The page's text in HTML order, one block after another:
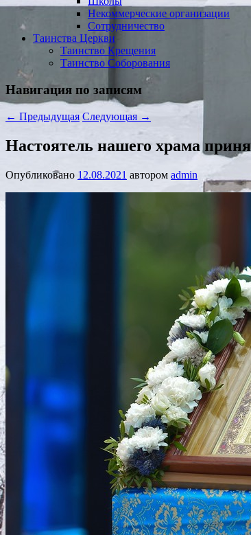
Некоммерческие организации
Сотрудничество
Таинства Церкви
Таинство Крещения
Таинство Соборования
Навигация по записям
← Предыдущая Следующая →
Настоятель нашего храма
Опубликовано 12.08.2021 автором admin